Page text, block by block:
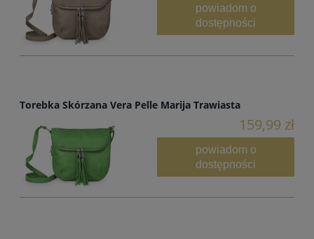
powiadom o
dostępności
Torebka Skórzana Vera Pelle Marija Trawiasta
159,99 zł
powiadom o
dostępności